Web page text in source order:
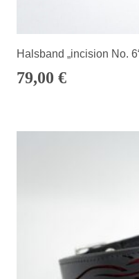
Halsband „incision No.
79,00 €